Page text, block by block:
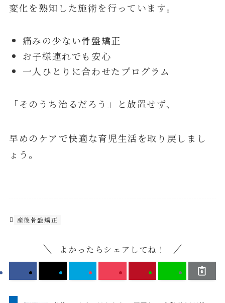
変化を熟知した施術を行っています。
痛みの少ない骨盤矯正
お子様連れでも安心
一人ひとりに合わせたプログラム
「そのうち治るだろう」と放置せず、
早めのケアで快適な育児生活を取り戻しまし
ょう。
産後骨盤矯正
よかったらシェアしてね！